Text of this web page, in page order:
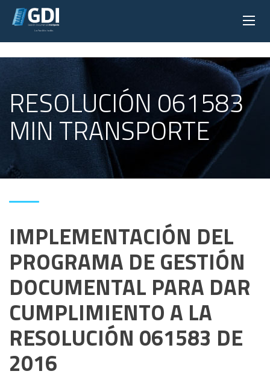
RESOLUCIÓN 061583
MIN TRANSPORTE
IMPLEMENTACIÓN DEL
PROGRAMA DE GESTIÓN
DOCUMENTAL PARA DAR
CUMPLIMIENTO A LA
RESOLUCIÓN 061583 DE
2016